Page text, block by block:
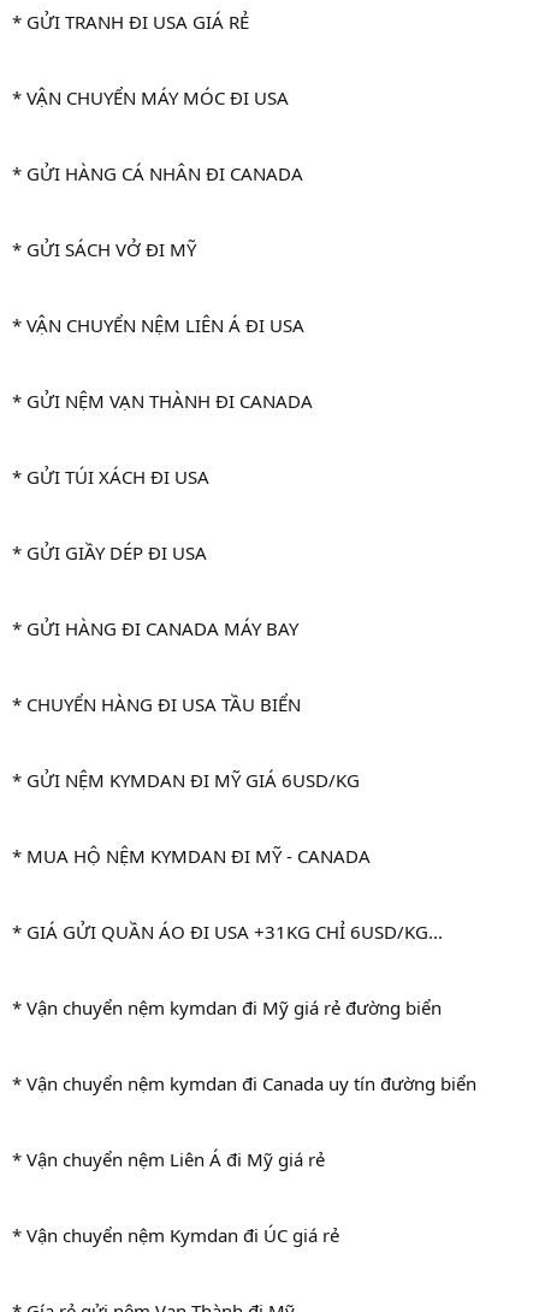
* GỬI TRANH ĐI USA GIÁ RẺ
* VẬN CHUYỂN MÁY MÓC ĐI USA
* GỬI HÀNG CÁ NHÂN ĐI CANADA
* GỬI SÁCH VỞ ĐI MỸ
* VẬN CHUYỂN NỆM LIÊN Á ĐI USA
* GỬI NỆM VẠN THÀNH ĐI CANADA
* GỬI TÚI XÁCH ĐI USA
* GỬI GIẦY DÉP ĐI USA
* GỬI HÀNG ĐI CANADA MÁY BAY
* CHUYỂN HÀNG ĐI USA TẦU BIỂN
* GỬI NỆM KYMDAN ĐI MỸ GIÁ 6USD/KG
* MUA HỘ NỆM KYMDAN ĐI MỸ - CANADA
* GIÁ GỬI QUẦN ÁO ĐI USA +31KG CHỈ 6USD/KG...
* Vận chuyển nệm kymdan đi Mỹ giá rẻ đường biển
* Vận chuyển nệm kymdan đi Canada uy tín đường biển
* Vận chuyển nệm Liên Á đi Mỹ giá rẻ
* Vận chuyển nệm Kymdan đi ÚC giá rẻ